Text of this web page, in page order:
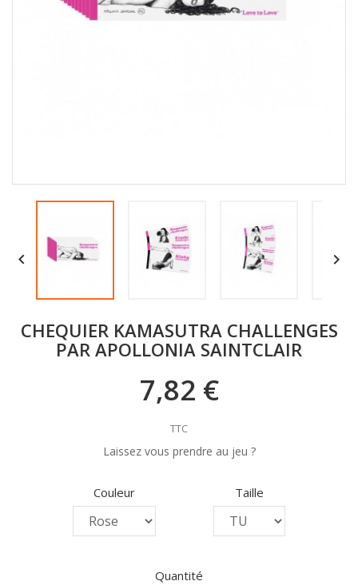
 
CHEQUIER KAMASUTRA CHALLENGES
PAR APOLLONIA SAINTCLAIR
7,82 €
TTC
Laissez vous prendre au jeu ?
Couleur Taille
Quantité